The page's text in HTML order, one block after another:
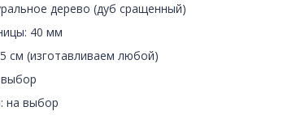
дерево (дуб сращенный)
40 мм
см (изготавливаем любой)
выбор
на выбор